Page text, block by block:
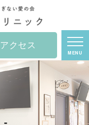
アクセス
MENU